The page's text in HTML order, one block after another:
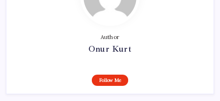
Author
Onur Kurt
Follow Me